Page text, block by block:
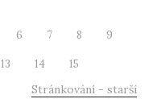
6 7 8 9
13 14 15
Stránkování - starší